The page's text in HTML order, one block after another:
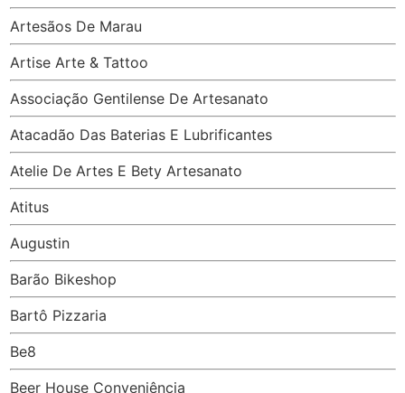
Artesãos De Marau
Artise Arte & Tattoo
Associação Gentilense De Artesanato
Atacadão Das Baterias E Lubrificantes
Atelie De Artes E Bety Artesanato
Atitus
Augustin
Barão Bikeshop
Bartô Pizzaria
Be8
Beer House Conveniência